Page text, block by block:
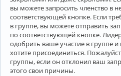
вы можете запросить членство в
соответствующей кнопке. Если
в группе, вы можете отправить
по соответствующей кнопке.
одобрить ваше участие в группе
хотите присоединиться.
группы, если он отклонил ваш
этого свои причины.